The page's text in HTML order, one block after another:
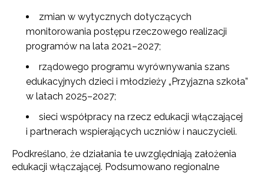
zmian w wytycznych dotyczących
monitorowania postępu rzeczowego realizacji
programów na lata 2021–2027;
rządowego programu wyrównywania szans
edukacyjnych dzieci i młodzieży „Przyjazna szkoła”
w latach 2025–2027;
sieci współpracy na rzecz edukacji włączającej
i partnerach wspierających uczniów i nauczycieli.
Podkreślano, że działania te uwzględniają założenia
edukacji włączającej. Podsumowano regionalne